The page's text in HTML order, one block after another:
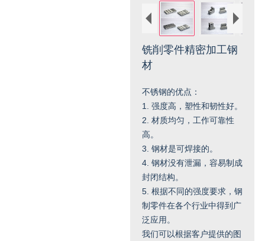
铣削零件精密加工钢
材
不锈钢的优点：
1. 强度高，塑性和韧性好。
2. 材质均匀，工作可靠性
高。
3. 钢材是可焊接的。
4. 钢材没有泄漏，容易制成
封闭结构。
5. 根据不同的强度要求，钢
制零件在各个行业中得到广
泛应用。
我们可以根据客户提供的图